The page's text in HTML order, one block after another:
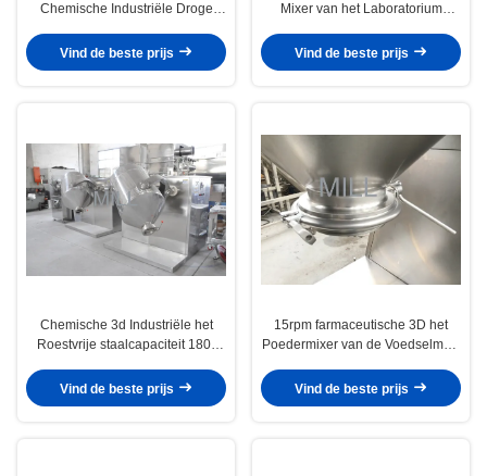
Chemische Industriële Droge
Poeder het Mengen zich Machine
Vind de beste prijs
Mixer van het Laboratorium
staal van de Poedermixer
Vind de beste prijs
Chemische 3d Industriële het
Roestvrije staalcapaciteit 180-
Vind de beste prijs
15rpm farmaceutische 3D het
Poedermixer van de Voedselmelk
Vind de beste prijs